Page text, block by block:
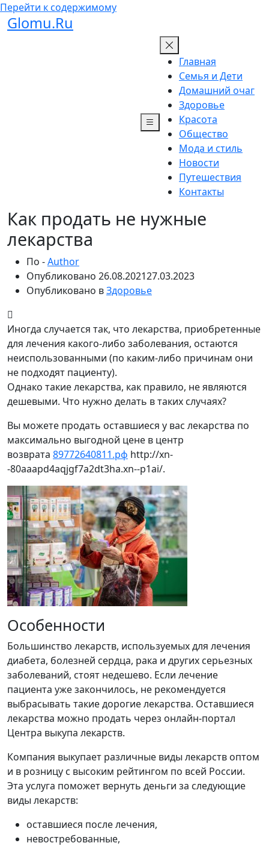
Перейти к содержимому
Glomu.Ru
Главная
Семья и Дети
Домашний очаг
Здоровье
Красота
Общество
Мода и стиль
Новости
Путешествия
Контакты
Как продать не нужные
лекарства
По -Author
Опубликовано 26.08.202127.03.2023
Опубликовано вЗдоровье
Иногда случается так, что лекарства, приобретенные
для лечения какого-либо заболевания, остаются
неиспользованными (по каким-либо причинам они
не подходят пациенту).
Однако такие лекарства, как правило, не являются
дешевыми. Что нужно делать в таких случаях?
Вы можете продать оставшиеся у вас лекарства по
максимально выгодной цене в центр
возврата 89772640811.рф http://xn-
-80aaapd4aqjgf7a2dt3ha.xn--p1ai/.
Особенности
Большинство лекарств, используемых для лечения
диабета, болезней сердца, рака и других серьезных
заболеваний, стоят недешево. Если лечение
пациента уже закончилось, не рекомендуется
выбрасывать такие дорогие лекарства. Оставшиеся
лекарства можно продать через онлайн-портал
Центра выкупа лекарств.
Компания выкупает различные виды лекарств оптом
и в розницу с высоким рейтингом по всей России.
Эта услуга поможет вернуть деньги за следующие
виды лекарств:
оставшиеся после лечения,
невостребованные,